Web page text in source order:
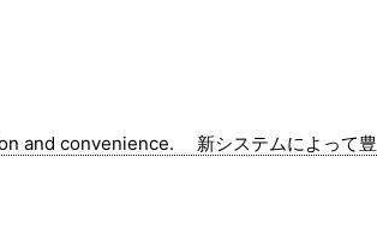
and convenience. 新システムによって豊